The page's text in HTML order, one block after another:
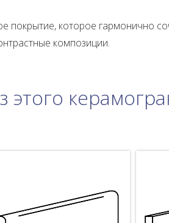
покрытие, которое гармонично
композиции.
этого